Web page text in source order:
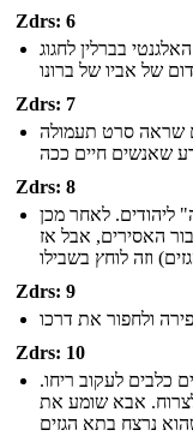
Zdrs: 6
בברלין לחגוג
Zdrs: 7
שראה סרט תעמולה
Zdrs: 8
ליהודים. לאחר מכן
האסירים, אבל אז
Zdrs: 9
Zdrs: 10
כלבים לעקוב ריחו.
אבא שומע את